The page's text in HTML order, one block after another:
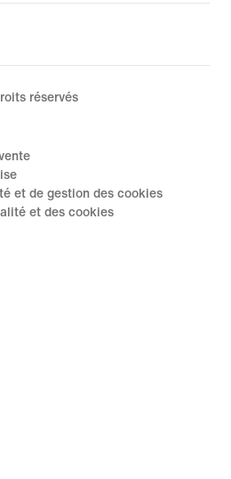
réservés
et de gestion des cookies
et des cookies